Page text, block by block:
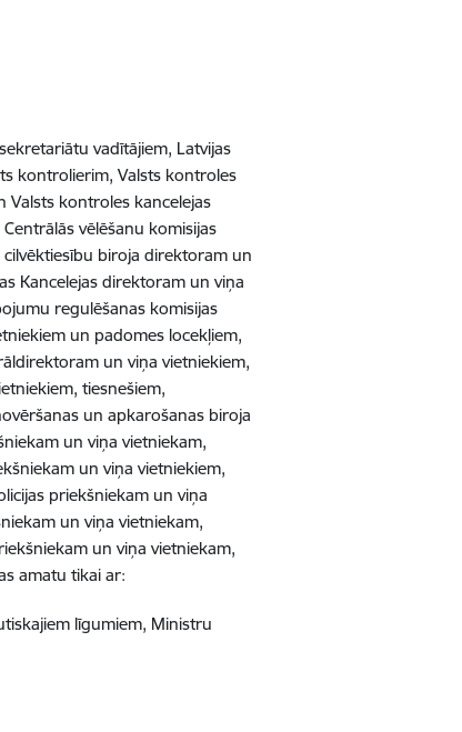
vadītājiem, Latvijas
kontrolierim, Valsts kontroles
Valsts kontroles kancelejas
vēlēšanu komisijas
biroja direktoram un
Kancelejas direktoram un viņa
regulēšanas komisijas
un padomes locekļiem,
un viņa vietniekiem,
tiesnešiem,
un apkarošanas biroja
un viņa vietniekam,
un viņa vietniekiem,
priekšniekam un viņa
un viņa vietniekam,
un viņa vietniekam,
amatu tikai ar:
līgumiem, Ministru